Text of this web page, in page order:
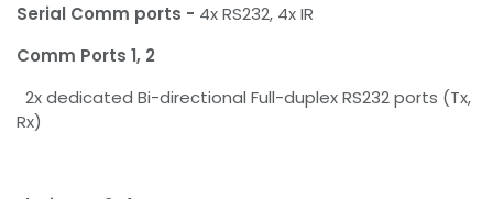
Serial Comm ports - 4x RS232, 4x IR
Comm Ports 1, 2
2x dedicated Bi-directional Full-duplex RS232 ports (Tx,
Rx)